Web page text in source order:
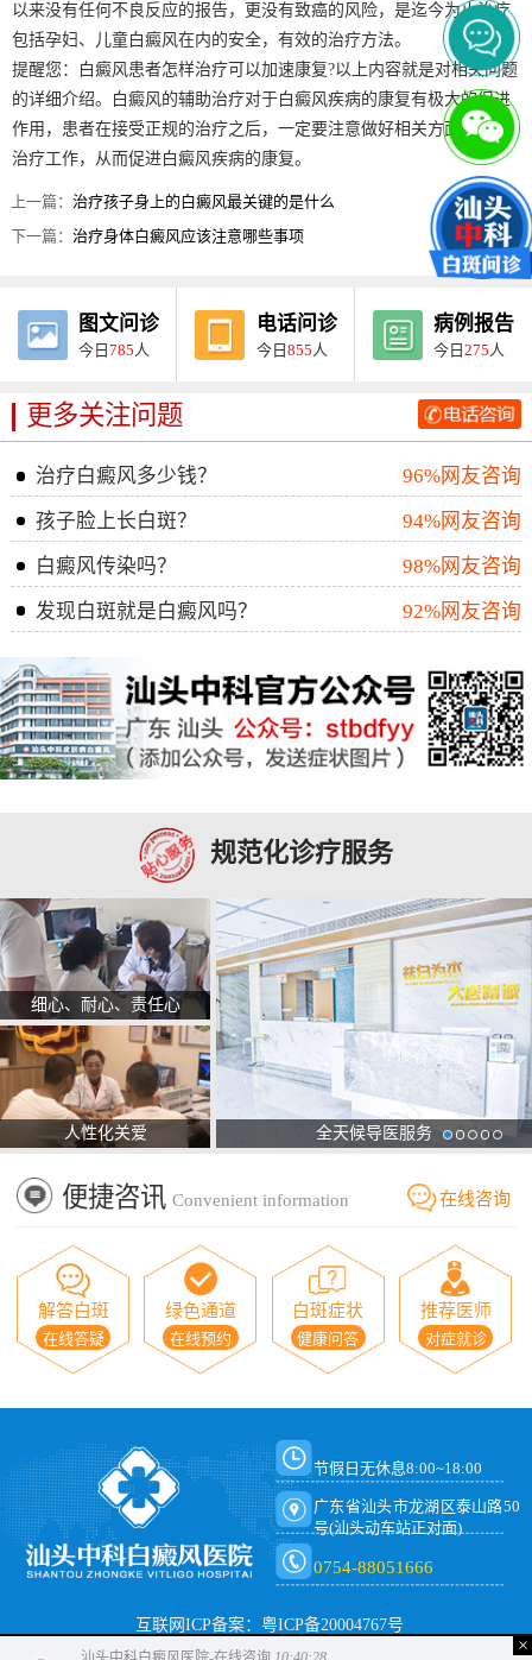
以来没有任何不良反应的报告，更没有致癌的风险，是迄今为止治疗
包括孕妇、儿童白癜风在内的安全，有效的治疗方法。
提醒您：白癜风患者怎样治疗可以加速康复?以上内容就是对相关问题
的详细介绍。白癜风的辅助治疗对于白癜风疾病的康复有极大的促进
作用，患者在接受正规的治疗之后，一定要注意做好相关方面的辅助
治疗工作，从而促进白癜风疾病的康复。
上一篇：治疗孩子身上的白癜风最关键的是什么
下一篇：治疗身体白癜风应该注意哪些事项
图文问诊
今日785 人
电话问诊
今日855 人
病例报告
今日275 人
更多关注问题
治疗白癜风多少钱？
96%网友咨询
孩子脸上长白斑？
94%网友咨询
白癜风传染吗？
98%网友咨询
发现白斑就是白癜风吗？
92%网友咨询
规范化诊疗服务
细心、耐心、责任心
人性化关爱 全天候导医服务
便捷咨讯 Convenient information 在线咨询
解答白斑
在线答疑
绿色通道
在线预约
白斑症状
健康问答
推荐医师
对症就诊
节假日无休息8:00~18:00
广东省汕头市龙湖区泰山路50
号(汕头动车站正对面)
0754-88051666
互联网ICP备案：粤ICP备20004767号
×